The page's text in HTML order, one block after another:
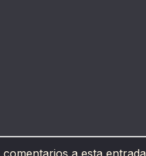
a esta entrada.